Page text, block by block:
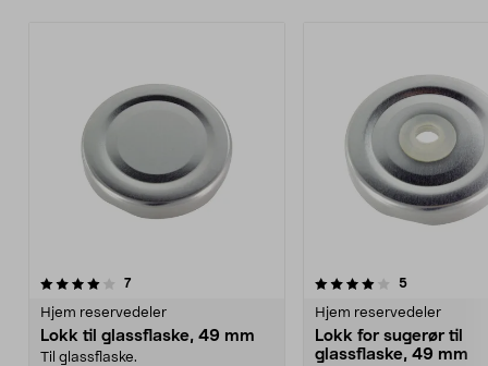
7anmeldelser
Hjem reservedeler
Lokk til glassflaske, 49 mm
Til glassflaske.
4.0av 5 stjerner 5anmeldelser
Hjem reservedeler
Lokk for sugerør til
glassflaske, 49 mm